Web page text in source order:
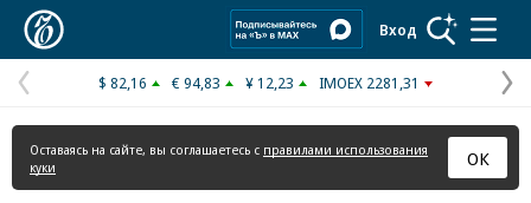
Вход
Предыдущая
страница
$ 82,16 € 94,83 ¥ 12,23 IMOEX 2281,31
Оставаясь на сайте, вы соглашаетесь с правилами использования
куки
ОК